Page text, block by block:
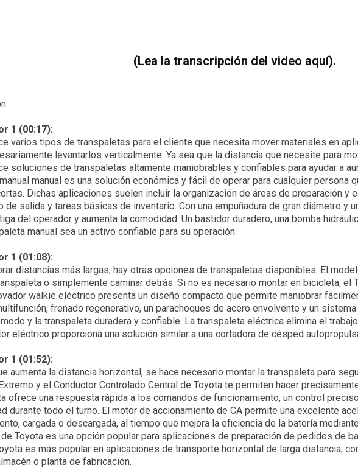
(Lea la transcripción del video aquí).
1 (00:17):
varios tipos de transpaletas para el cliente que necesita mover materiales en
levantarlos verticalmente. Ya sea que la distancia que necesite para
soluciones de transpaletas altamente maniobrables y confiables para ayudar a
manual es una solución económica y fácil de operar para cualquier persona
Dichas aplicaciones suelen incluir la organización de áreas de preparación y
de salida y tareas básicas de inventario. Con una empuñadura de gran diámetro y
del operador y aumenta la comodidad. Un bastidor duradero, una bomba
manual sea un activo confiable para su operación.
1 (01:08):
distancias más largas, hay otras opciones de transpaletas disponibles. El
o simplemente caminar detrás. Si no es necesario montar en bicicleta, el
walkie eléctrico presenta un diseño compacto que permite maniobrar
frenado regenerativo, un parachoques de acero envolvente y un
y la transpaleta duradera y confiable. La transpaleta eléctrica elimina el
eléctrico proporciona una solución similar a una cortadora de césped
1 (01:52):
aumenta la distancia horizontal, se hace necesario montar la transpaleta para
y el Conductor Controlado Central de Toyota te permiten hacer
ofrece una respuesta rápida a los comandos de funcionamiento, un control
durante todo el turno. El motor de accionamiento de CA permite una excelente
cargada o descargada, al tiempo que mejora la eficiencia de la batería
Toyota es una opción popular para aplicaciones de preparación de pedidos de
es más popular en aplicaciones de transporte horizontal de larga distancia,
o planta de fabricación.